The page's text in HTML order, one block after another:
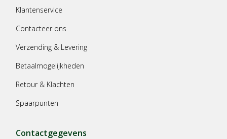
Klantenservice
Contacteer ons
Verzending & Levering
Betaalmogelijkheden
Retour & Klachten
Spaarpunten
Contactgegevens